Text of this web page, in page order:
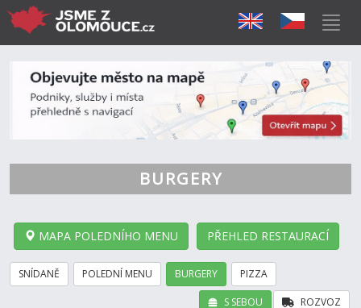
BURGERY
MAPA POLEDNÍHO MENU PŘEHLED RESTAURACÍ
SNÍDANĚ POLEDNÍ MENU BURGERY PIZZA
ROZVOZ
S SEBOU